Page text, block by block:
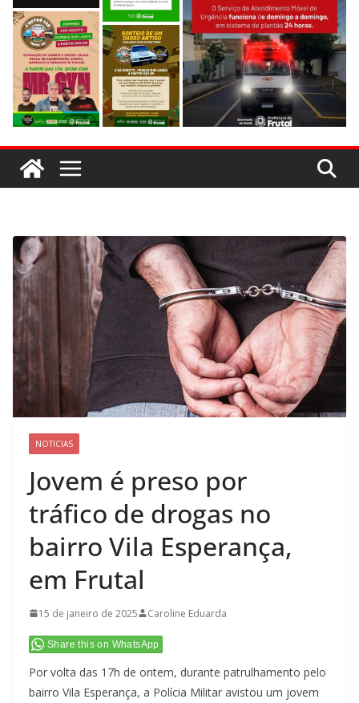
NOTICIAS
Jovem é preso por
tráfico de drogas no
bairro Vila Esperança,
em Frutal
15 de janeiro de 2025 Caroline Eduarda
Share this on WhatsApp
Por volta das 17h de ontem, durante patrulhamento pelo
bairro Vila Esperança, a Polícia Militar avistou um jovem